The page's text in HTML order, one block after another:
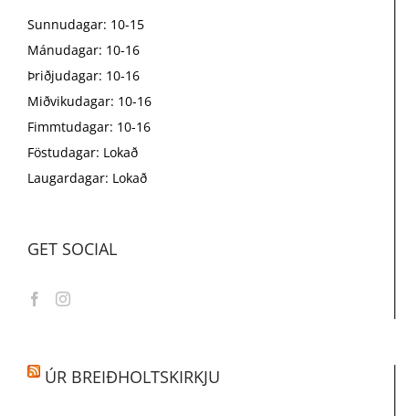
Sunnudagar: 10-15
Mánudagar: 10-16
Þriðjudagar: 10-16
Miðvikudagar: 10-16
Fimmtudagar: 10-16
Föstudagar: Lokað
Laugardagar: Lokað
GET SOCIAL
ÚR BREIÐHOLTSKIRKJU